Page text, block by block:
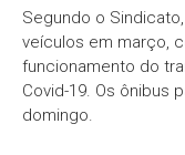
Segundo o
veículos em março,
funcionamento do
Covid-19. Os ônibus
domingo.